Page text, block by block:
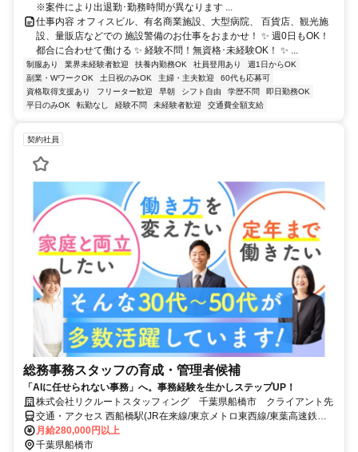
※案件により出退勤･勤務時間が異なります ...
仕事内容 オフィスビル、有名商業施設、大型病院、 百貨店、観光施
設、量販店などでの 施設警備のお仕事をおまかせ！ ✨ 週0日もOK！
都合に合わせて働ける ✨ 経験不問！無資格･未経験OK！ ✨ ...
制服あり 業界未経験者歓迎 扶養内勤務OK 社員登用あり
週1日からOK
副業・WワークOK
土日祝のみOK 主婦・主夫歓迎
60代も応募可
資格取得支援あり
フリーター歓迎 早朝 シフト自由 学歴不問
即日勤務OK
平日のみOK
転勤なし 経験不問 未経験者歓迎 交通費全額支給
契約社員
総務事務スタッフの育成・管理者候補
「AIに任せられない事務」へ。事務経験を生かしステップUP！
株式会社リクルートスタッフィング 千葉県船橋市 クライアント先
交通・アクセス 西船橋駅(JR在来線/東京メトロ東西線/東葉高速鉄
道)3分、京成西船駅(京成電鉄)9分
月給280,000円以上
千葉県船橋市